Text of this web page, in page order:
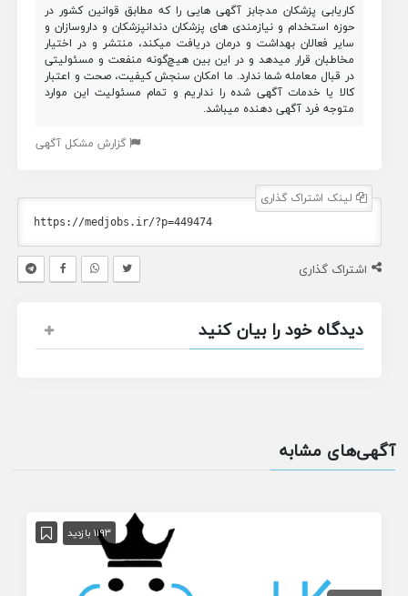
کاریابی پزشکان مدجابز آگهی هایی را که مطابق قوانین کشور در
حوزه استخدام و نیازمندی های پزشکان دندانپزشکان و داروسازان و
سایر فعالان بهداشت و درمان دریافت میکند، منتشر و در اختیار
مخاطبان قرار میدهد و در این بین هیچ‌گونه منفعت و مسئولیتی
در قبال معامله شما ندارد. ما امکان سنجش کیفیت، صحت و اعتبار
کالا یا خدمات آگهی شده را نداریم و تمام مسئولیت این موارد
متوجه فرد آگهی دهنده میباشد.
گزارش مشکل آگهی
لینک اشتراک گذاری
اشتراک گذاری
دیدگاه خود را بیان کنید
آگهی‌های مشابه
1193 بازدید